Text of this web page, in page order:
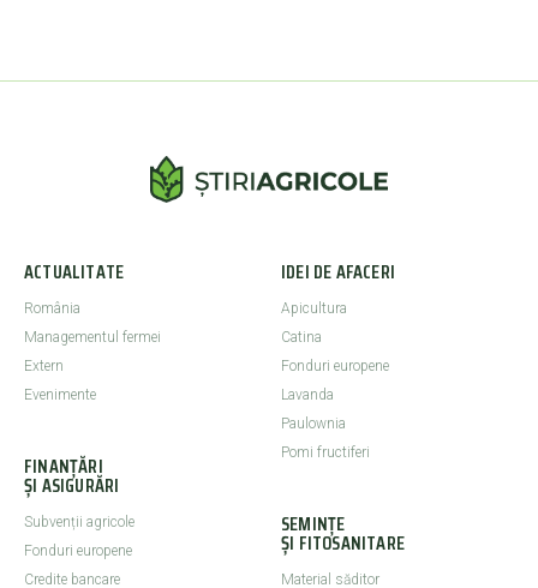
ACTUALITATE
România
Managementul fermei
Extern
Evenimente
FINANȚĂRI
ȘI ASIGURĂRI
Subvenții agricole
Fonduri europene
Credite bancare
IDEI DE AFACERI
Apicultura
Catina
Fonduri europene
Lavanda
Paulownia
Pomi fructiferi
SEMINȚE
ȘI FITOSANITARE
Material săditor